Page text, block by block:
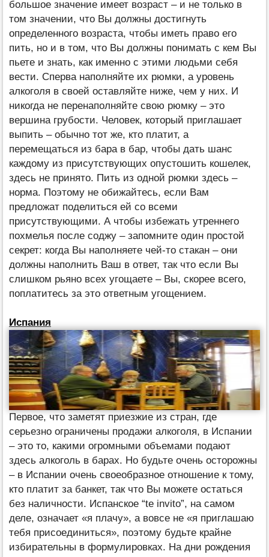
большое значение имеет возраст – и не только в
том значении, что Вы должны достигнуть
определенного возраста, чтобы иметь право его
пить, но и в том, что Вы должны понимать с кем Вы
пьете и знать, как именно с этими людьми себя
вести. Сперва наполняйте их рюмки, а уровень
алкоголя в своей оставляйте ниже, чем у них. И
никогда не перенаполняйте свою рюмку – это
вершина грубости. Человек, который приглашает
выпить – обычно тот же, кто платит, а
перемещаться из бара в бар, чтобы дать шанс
каждому из присутствующих опустошить кошелек,
здесь не принято. Пить из одной рюмки здесь –
норма. Поэтому не обижайтесь, если Вам
предложат поделиться ей со всеми
присутствующими. А чтобы избежать утреннего
похмелья после соджу – запомните один простой
секрет: когда Вы наполняете чей-то стакан – они
должны наполнить Ваш в ответ, так что если Вы
слишком рьяно всех угощаете – Вы, скорее всего,
поплатитесь за это ответным угощением.
Испания
Первое, что заметят приезжие из стран, где
серьезно ограничены продажи алкоголя, в Испании
– это то, какими огромными объемами подают
здесь алкоголь в барах. Но будьте очень осторожны
– в Испании очень своеобразное отношение к тому,
кто платит за банкет, так что Вы можете остаться
без наличности. Испанское “te invito”, на самом
деле, означает «я плачу», а вовсе не «я приглашаю
тебя присоединиться», поэтому будьте крайне
избирательны в формулировках. На дни рождения